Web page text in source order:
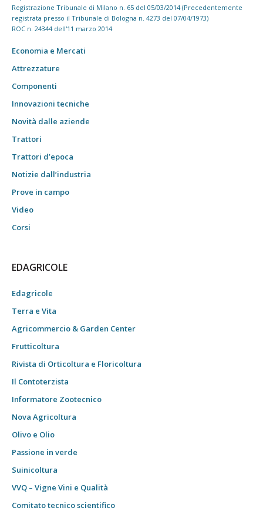
Registrazione Tribunale di Milano n. 65 del 05/03/2014 (Precedentemente
registrata presso il Tribunale di Bologna n. 4273 del 07/04/1973)
ROC n. 24344 dell'11 marzo 2014
Economia e Mercati
Attrezzature
Componenti
Innovazioni tecniche
Novità dalle aziende
Trattori
Trattori d’epoca
Notizie dall’industria
Prove in campo
Video
Corsi
EDAGRICOLE
Edagricole
Terra e Vita
Agricommercio & Garden Center
Frutticoltura
Rivista di Orticoltura e Floricoltura
Il Contoterzista
Informatore Zootecnico
Nova Agricoltura
Olivo e Olio
Passione in verde
Suinicoltura
VVQ – Vigne Vini e Qualità
Comitato tecnico scientifico